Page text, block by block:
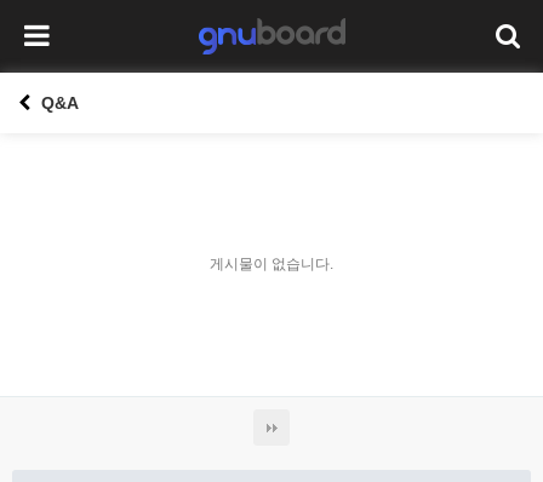
Q&A
게시물이 없습니다.